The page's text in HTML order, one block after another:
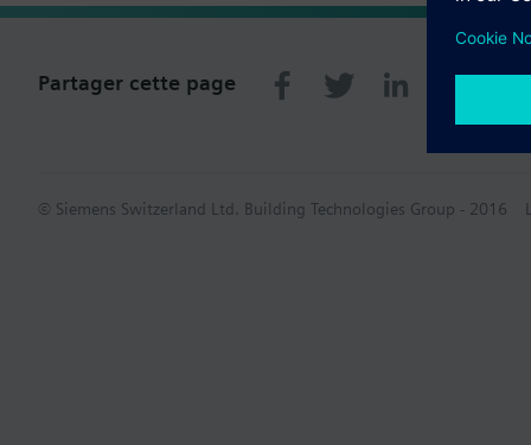
Partager cette page
© Siemens Switzerland Ltd. Building Technologies Group - 2016